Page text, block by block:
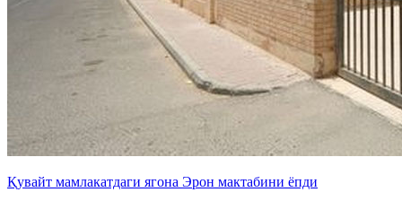
Қувайт мамлакатдаги ягона Эрон мактабини ёпди